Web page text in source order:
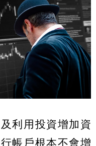
利用投資增加資
帳戶根本不會增